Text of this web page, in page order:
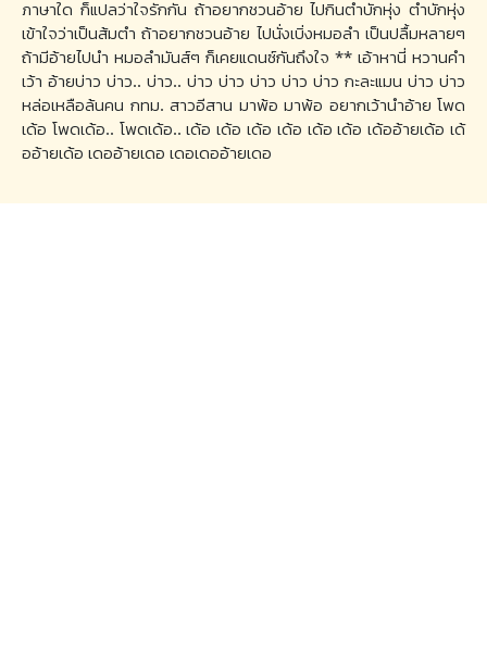
ภาษาใด ก็แปลว่าใจรักกัน ถ้าอยากชวนอ้าย ไปกินตำบักหุ่ง ตำบักหุ่ง
เข้าใจว่าเป็นส้มตำ ถ้าอยากชวนอ้าย ไปนั่งเบิ่งหมอลำ เป็นปลื้มหลายๆ
ถ้ามีอ้ายไปนำ หมอลำมันส์ๆ ก็เคยแดนซ์กันถึงใจ ** เอ้าหานี่ หวานคำ
เว้า อ้ายบ่าว บ่าว.. บ่าว.. บ่าว บ่าว บ่าว บ่าว บ่าว กะละแมน บ่าว บ่าว
หล่อเหลือล้นคน กทม. สาวอีสาน มาพ้อ มาพ้อ อยากเว้านำอ้าย โพด
เด้อ โพดเด้อ.. โพดเด้อ.. เด้อ เด้อ เด้อ เด้อ เด้อ เด้อ เด้ออ้ายเด้อ เด้
ออ้ายเด้อ เดออ้ายเดอ เดอเดออ้ายเดอ